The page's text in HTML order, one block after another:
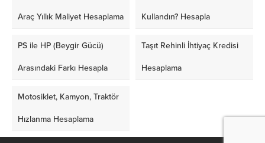
Araç Yıllık Maliyet Hesaplama Kullandın? Hesapla
PS ile HP (Beygir Gücü)
Arasındaki Farkı Hesapla
Taşıt Rehinli İhtiyaç Kredisi
Hesaplama
Motosiklet, Kamyon, Traktör
Hızlanma Hesaplama